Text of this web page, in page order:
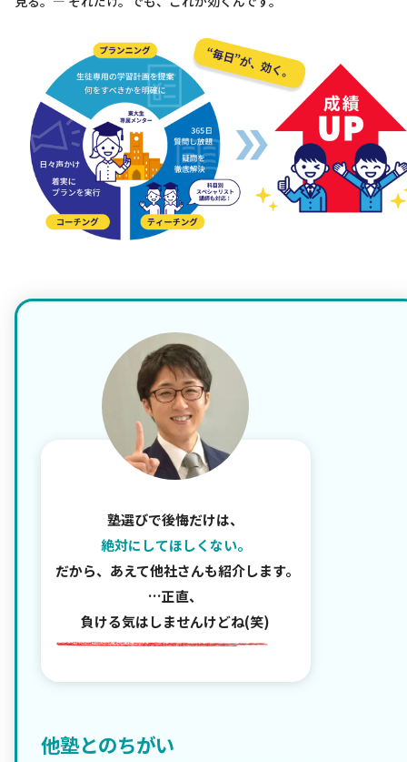
“毎日”が、効く。
塾選びで後悔だけは、
絶対にしてほしくない。
だから、あえて他社さんも紹介します。
…正直、
負ける気はしませんけどね(笑)
他塾とのちがい